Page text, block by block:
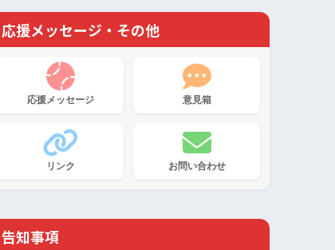
応援メッセージ・その他
応援メッセージ 意見箱
リンク お問い合わせ
告知事項